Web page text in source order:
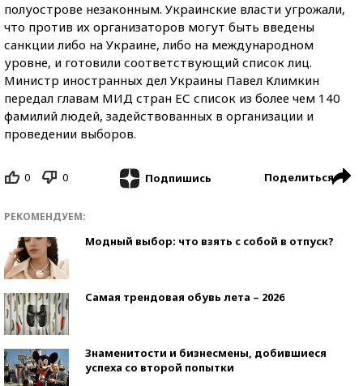
полуострове незаконным. Украинские власти угрожали,
что против их организаторов могут быть введены
санкции либо на Украине, либо на международном
уровне, и готовили соответствующий список лиц.
Министр иностранных дел Украины Павел Климкин
передал главам МИД стран ЕС список из более чем 140
фамилий людей, задействованных в организации и
проведении выборов.
0 0 Подпишись Поделиться
РЕКОМЕНДУЕМ:
Модный выбор: что взять с собой в отпуск?
Самая трендовая обувь лета – 2026
Знаменитости и бизнесмены, добившиеся
успеха со второй попытки